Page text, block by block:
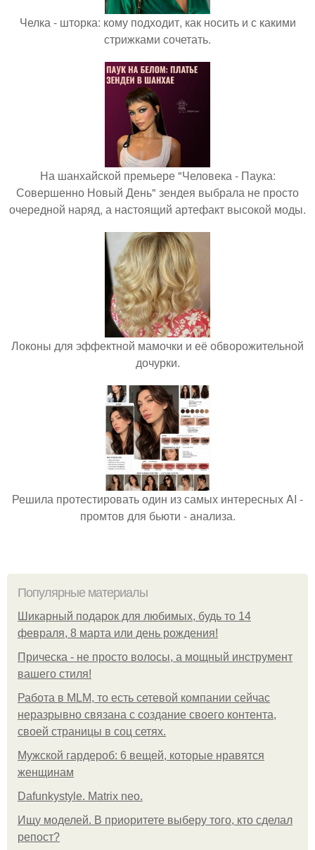
Челка - шторка: кому подходит, как носить и с какими
стрижками сочетать.
На шанхайской премьере "Человека - Паука:
Совершенно Новый День" зендея выбрала не просто
очередной наряд, а настоящий артефакт высокой моды.
Локоны для эффектной мамочки и её обворожительной
дочурки.
Решила протестировать один из самых интересных AI -
промтов для бьюти - анализа.
Популярные материалы
Шикарный подарок для любимых, будь то 14
февраля, 8 марта или день рождения!
Прическа - не просто волосы, а мощный инструмент
вашего стиля!
Работа в MLM, то есть сетевой компании сейчас
неразрывно связана с создание своего контента,
своей страницы в соц сетях.
Мужской гардероб: 6 вещей, которые нравятся
женщинам
Dafunkystyle. Matrix neo.
Ищу моделей. В приоритете выберу того, кто сделал
репост?